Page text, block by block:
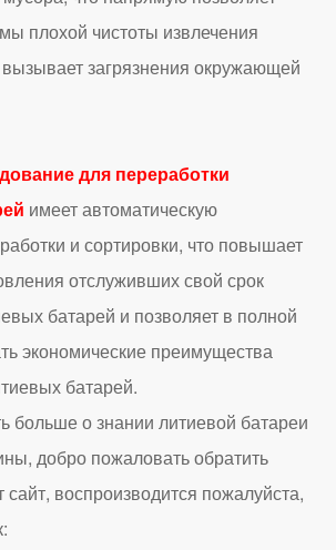
плохой чистоты извлечения
загрязнения окружающей
для переработки
имеет автоматическую
и сортировки, что повышает
отслуживших свой срок
батарей и позволяет в полной
экономические преимущества
батарей.
больше о знании литиевой батареи
добро пожаловать обратить
сайт, воспроизводится пожалуйста,